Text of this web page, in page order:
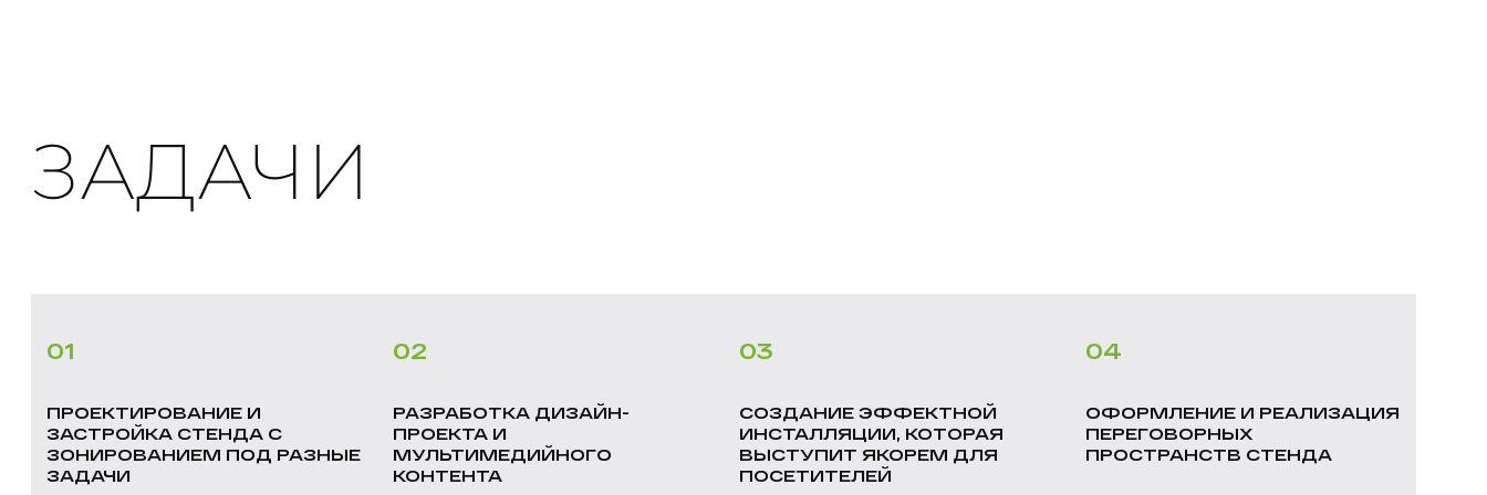
ЗАДАЧИ
01
ПРОЕКТИРОВАНИЕ И
ЗАСТРОЙКА СТЕНДА С
ЗОНИРОВАНИЕМ ПОД РАЗНЫЕ
ЗАДАЧИ
02
РАЗРАБОТКА ДИЗАЙН-
ПРОЕКТА И
МУЛЬТИМЕДИЙНОГО
КОНТЕНТА
03
СОЗДАНИЕ ЭФФЕКТНОЙ
ИНСТАЛЛЯЦИИ, КОТОРАЯ
ВЫСТУПИТ ЯКОРЕМ ДЛЯ
ПОСЕТИТЕЛЕЙ
04
ОФОРМЛЕНИЕ И РЕАЛИЗАЦИЯ
ПЕРЕГОВОРНЫХ
ПРОСТРАНСТВ СТЕНДА